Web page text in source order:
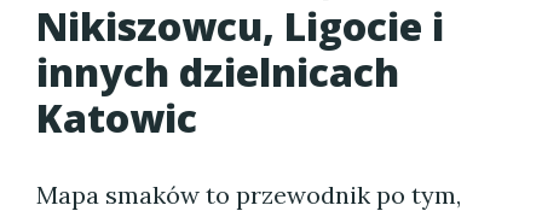
Nikiszowcu, Ligocie i
innych dzielnicach
Katowic
Mapa smaków to przewodnik po tym,